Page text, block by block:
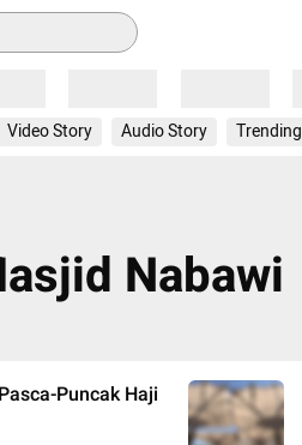
Video Story Audio Story Trending
Nabawi
Puncak Haji